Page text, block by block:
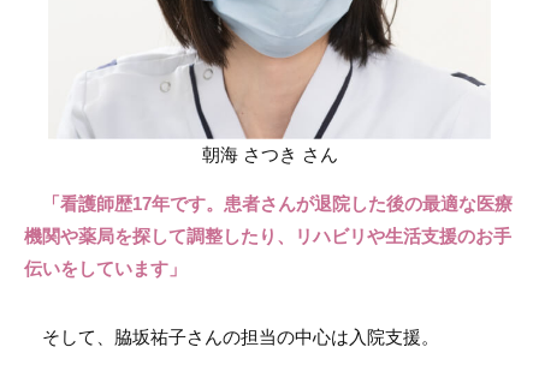
朝海 さつき さん
「看護師歴17年です。患者さんが退院した後の最適な医療
機関や薬局を探して調整したり、リハビリや生活支援のお手
伝いをしています」
そして、脇坂祐子さんの担当の中心は入院支援。